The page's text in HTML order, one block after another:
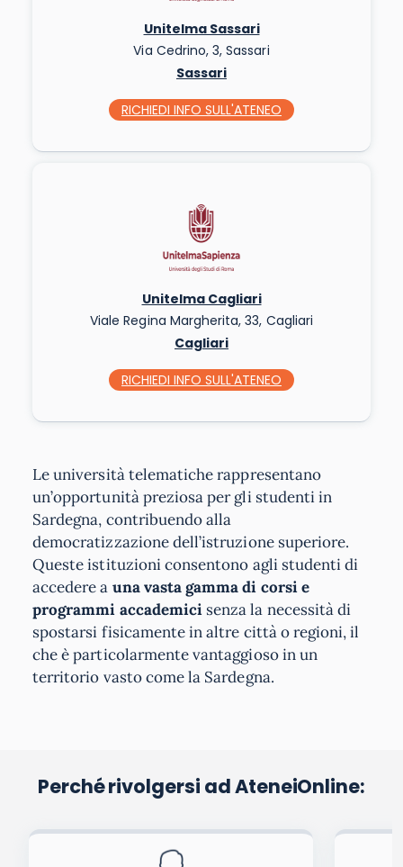
Unitelma Sassari
Via Cedrino, 3, Sassari
Sassari
RICHIEDI INFO SULL'ATENEO
Unitelma Cagliari
Viale Regina Margherita, 33, Cagliari
Cagliari
RICHIEDI INFO SULL'ATENEO
Le università telematiche rappresentano
un’opportunità preziosa per gli studenti in
Sardegna, contribuendo alla
democratizzazione dell’istruzione superiore.
Queste istituzioni consentono agli studenti di
accedere a una vasta gamma di corsi e
programmi accademici senza la necessità di
spostarsi fisicamente in altre città o regioni, il
che è particolarmente vantaggioso in un
territorio vasto come la Sardegna.
Perché rivolgersi ad AteneiOnline: